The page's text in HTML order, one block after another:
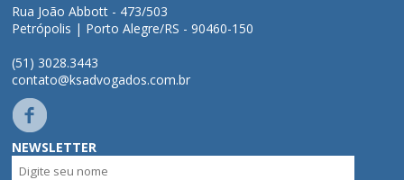
Profissionais
Publicações
Rua João Abbott - 473/503
Petrópolis | Porto Alegre/RS - 90460-150
(51) 3028.3443
contato@ksadvogados.com.br
NEWSLETTER